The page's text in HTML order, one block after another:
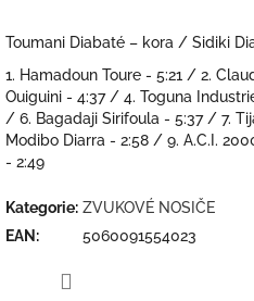
Toumani Diabaté – kora / Sidiki
1. Hamadoun Toure - 5:21 / 2.
Ouiguini - 4:37 / 4. Toguna
/ 6. Bagadaji Sirifoula - 5:37 / 7.
Modibo Diarra - 2:58 / 9. A.C.I.
- 2:49
Kategorie: ZVUKOVÉ NOSIČE
EAN : 5060091554023